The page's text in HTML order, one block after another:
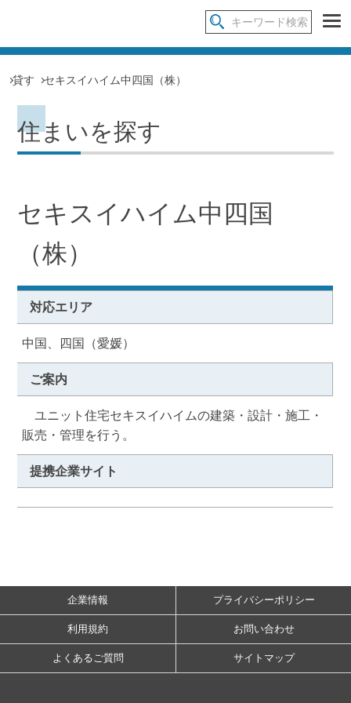
貸す セキスイハイム中四国（株）
住まいを探す
セキスイハイム中四国
（株）
対応エリア
中国、四国（愛媛）
ご案内
ユニット住宅セキスイハイムの建築・設計・施工・
販売・管理を行う。
提携企業サイト
企業情報 プライバシーポリシー
利用規約 お問い合わせ
よくあるご質問 サイトマップ